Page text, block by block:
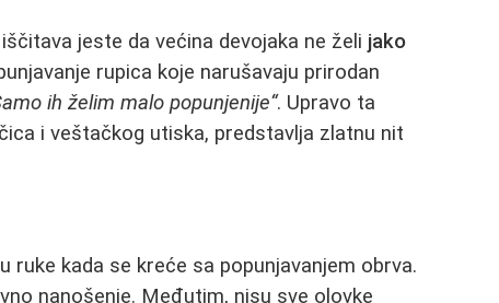
jeste da većina devojaka ne želi jako
rupica koje narušavaju prirodan
ih želim malo popunjenije“. Upravo ta
i veštačkog utiska, predstavlja zlatnu nit
ruke kada se kreće sa popunjavanjem obrva.
nanošenje. Međutim, nisu sve olovke